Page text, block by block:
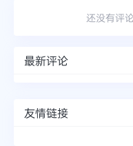
还没有评
最新评论
友情链接